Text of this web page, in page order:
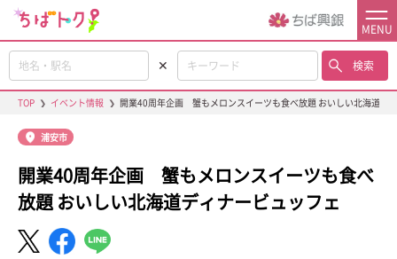
MENU
✕ 検索
TOP ❯ イベント情報 ❯ 開業40周年企画 蟹もメロンスイーツも食べ放題 おいしい北海道デ
浦安市
開業40周年企画 蟹もメロンスイーツも食べ
放題 おいしい北海道ディナービュッフェ